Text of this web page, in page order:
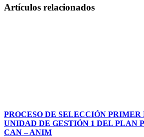
Artículos relacionados
PROCESO DE SELECCIÓN
UNIDAD DE GESTIÓN 1 DEL PLAN
CAN – ANIM